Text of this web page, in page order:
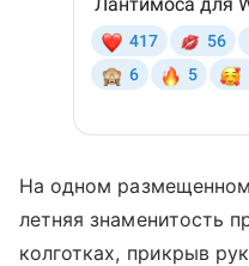
На одном
летняя знаменитость
колготках, прикрыв